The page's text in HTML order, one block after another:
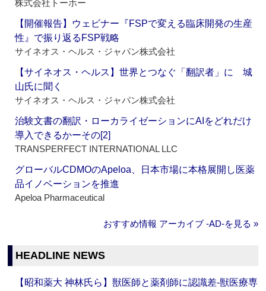
株式会社トーホー
【開催報告】ウェビナー『FSPで変える臨床開発の生産
性』で振り返るFSP戦略
サイネオス・ヘルス・ジャパン株式会社
【サイネオス・ヘルス】世界とつなぐ「翻訳者」に 城
山氏に聞く
サイネオス・ヘルス・ジャパン株式会社
治験文書の翻訳・ローカライゼーションにAIをどれだけ
導入できるかーその[2]
TRANSPERFECT INTERNATIONAL LLC
グローバルCDMOのApeloa、日本市場に本格展開し医薬
品イノベーションを推進
Apeloa Pharmaceutical
おすすめ情報 アーカイブ ‐AD‐を見る »
HEADLINE NEWS
【昭和薬大 神林氏ら】獣医師と薬剤師に認識差‐獣医療専